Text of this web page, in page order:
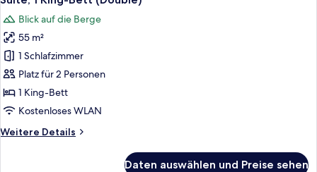
Fotos
für
Suite,
1 King-
Bett
(Double)
anzeigen
Blick auf die Berge
55 m²
1 Schlafzimmer
Platz für 2 Personen
1 King-Bett
Kostenloses WLAN
Weitere Details
Weitere
Daten auswählen und Preise sehen